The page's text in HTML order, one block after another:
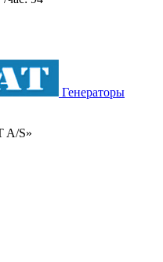
Генераторы
A/S»